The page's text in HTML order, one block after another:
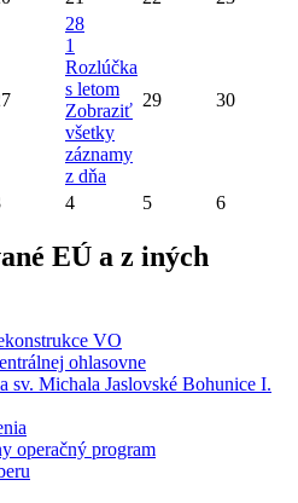
28
1
Rozlúčka
s letom
Zobraziť
všetky
záznamy
z dňa
29 30
4 5 6
EÚ a z iných